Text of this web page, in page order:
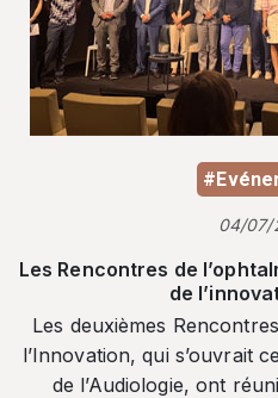
04/07/
Les Rencontres de
de
Les deuxièmes
l’Innovation, qui s’ouvrait
de l’Audiologie, ont